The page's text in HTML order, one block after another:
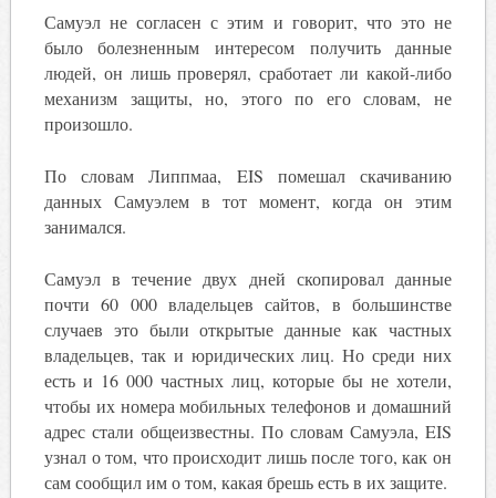
Самуэл не согласен с этим и говорит, что это не
было болезненным интересом получить данные
людей, он лишь проверял, сработает ли какой-либо
механизм защиты, но, этого по его словам, не
произошло.
По словам Липпмаа, EIS помешал скачиванию
данных Самуэлем в тот момент, когда он этим
занимался.
Самуэл в течение двух дней скопировал данные
почти 60 000 владельцев сайтов, в большинстве
случаев это были открытые данные как частных
владельцев, так и юридических лиц. Но среди них
есть и 16 000 частных лиц, которые бы не хотели,
чтобы их номера мобильных телефонов и домашний
адрес стали общеизвестны. По словам Самуэла, EIS
узнал о том, что происходит лишь после того, как он
сам сообщил им о том, какая брешь есть в их защите.